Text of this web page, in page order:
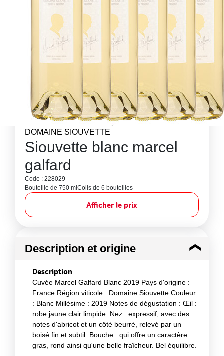
DOMAINE SIOUVETTE
Siouvette blanc marcel
galfard
Code : 228029
Bouteille de 750 ml Colis de 6 bouteilles
Afficher le prix
Description et origine
Description
Cuvée Marcel Galfard Blanc 2019 Pays d'origine :
France Région viticole : Domaine Siouvette Couleur
: Blanc Millésime : 2019 Notes de dégustation : Œil :
robe jaune clair limpide. Nez : expressif, avec des
notes d'abricot et un côté beurré, relevé par un
boisé fin et subtil. Bouche : qui offre un caractère
gras, rond ainsi qu'une belle fraîcheur. Bel équilibre.